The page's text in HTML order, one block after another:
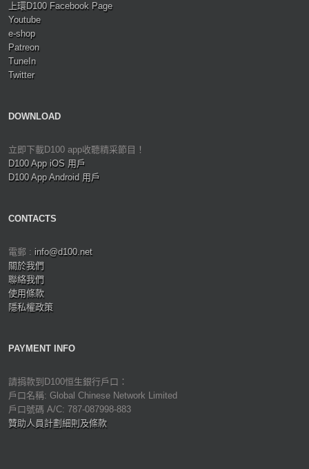
上環D100 Facebook Page
Youtube
e-shop
Patreon
TuneIn
Twitter
DOWNLOAD
立即下載D100 app收聽精采節目！
D100 App iOS 用戶
D100 App Android 用戶
CONTACTS
電郵 : info@d100.net
關於我們
聯絡我們
使用條款
隱私權政策
PAYMENT INFO
請捐款到D100恒生銀行戶口：
戶口名稱: Global Chinese Network Limited
戶口號碼 A/C: 787-087998-883
贊助人員計劃細則及條款